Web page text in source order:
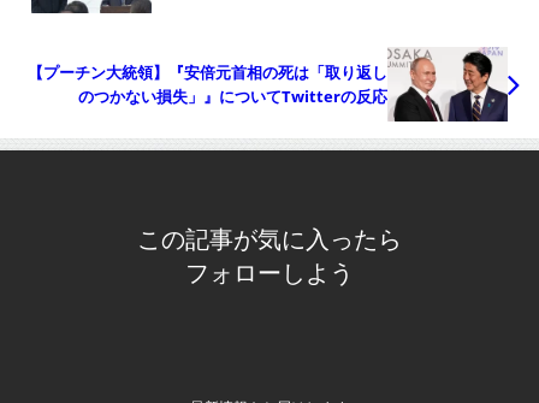
【プーチン大統領】『安倍元首相の死は「取り返し
のつかない損失」』についてTwitterの反応
この記事が気に入ったら
フォローしよう